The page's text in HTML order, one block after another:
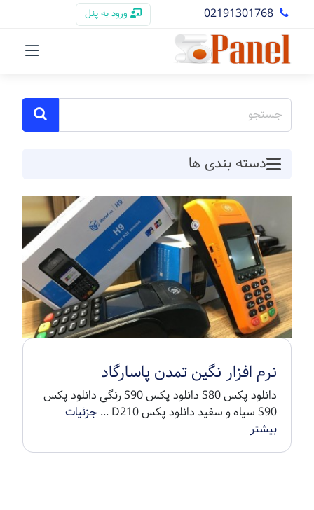
02191301768 ورود به پنل
دسته بندی ها
نرم افزار نگین تمدن پاسارگاد
دانلود پکس S80 دانلود پکس S90 رنگی دانلود پکس
S90 سیاه و سفید دانلود پکس D210 ...
جزئیات
بیشتر